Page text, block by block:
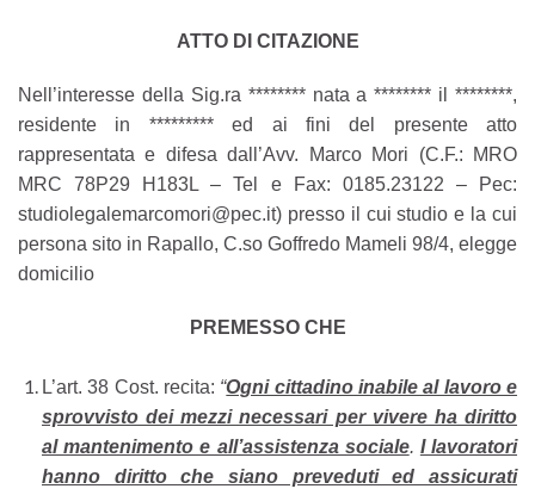
ATTO DI CITAZIONE
Nell’interesse della Sig.ra ******** nataa ******** il ********,
residente in *********ed ai fini del presente atto
rappresentata e difesa dall’Avv. Marco Mori (C.F.: MRO
MRC 78P29 H183L – Tel e Fax: 0185.23122 – Pec:
studiolegalemarcomori@pec.it) presso il cui studio e la cui
persona sito in Rapallo, C.so Goffredo Mameli 98/4, elegge
domicilio
PREMESSO CHE
L’art. 38 Cost. recita: “Ogni cittadino inabile al lavoro e
sprovvisto dei mezzi necessari per vivere ha diritto
al mantenimento e all’assistenza sociale. I lavoratori
hanno diritto che siano preveduti ed assicurati